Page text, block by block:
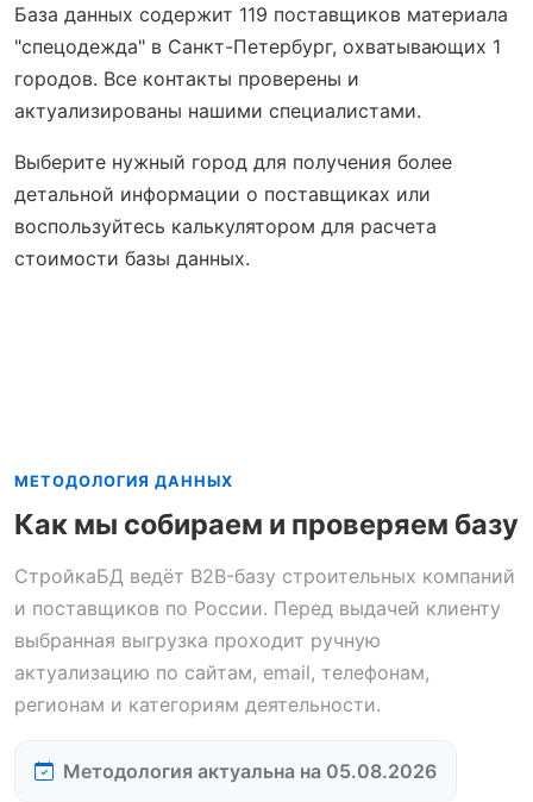
База данных содержит 119 поставщиков материала
"спецодежда" в Санкт-Петербург, охватывающих 1
городов. Все контакты проверены и
актуализированы нашими специалистами.
Выберите нужный город для получения более
детальной информации о поставщиках или
воспользуйтесь калькулятором для расчета
стоимости базы данных.
МЕТОДОЛОГИЯ ДАННЫХ
Как мы собираем и проверяем базу
СтройкаБД ведёт B2B-базу строительных компаний
и поставщиков по России. Перед выдачей клиенту
выбранная выгрузка проходит ручную
актуализацию по сайтам, email, телефонам,
регионам и категориям деятельности.
Методология актуальна на 05.08.2026